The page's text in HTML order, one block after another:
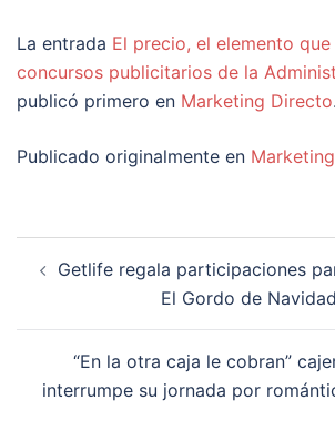
La entrada El precio, el elemento
concursos publicitarios de la
publicó primero en Marketing Directo.
Publicado originalmente en
de Getlife regala participaciones
El Gordo de Navidad
“En la otra caja le cobran”
interrumpe su jornada por